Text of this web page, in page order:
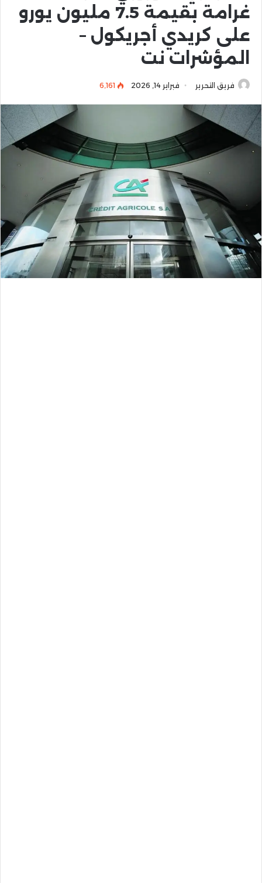
غرامة بقيمة 7.5 مليون يورو
على كريدي أجريكول –
المؤشرات نت
فريق التحرير فبراير 14, 2026 6٬161